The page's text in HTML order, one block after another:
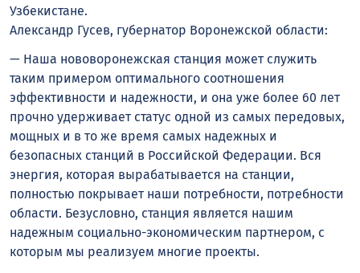
Узбекистане.
Александр Гусев, губернатор Воронежской области:
— Наша нововоронежская станция может служить
таким примером оптимального соотношения
эффективности и надежности, и она уже более 60 лет
прочно удерживает статус одной из самых передовых,
мощных и в то же время самых надежных и
безопасных станций в Российской Федерации. Вся
энергия, которая вырабатывается на станции,
полностью покрывает наши потребности, потребности
области. Безусловно, станция является нашим
надежным социально-экономическим партнером, с
которым мы реализуем многие проекты.